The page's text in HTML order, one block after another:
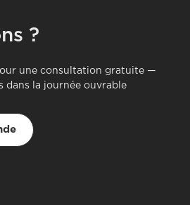
?
une consultation gratuite —
dans la journée ouvrable